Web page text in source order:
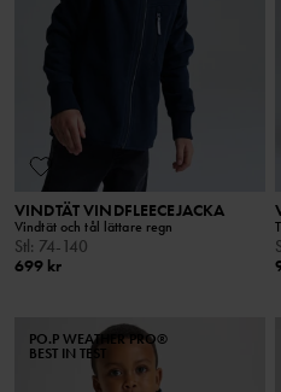
VINDTÄT VINDFLEECEJACKA
Vindtät och tål lättare regn
Stl: 74-140
699 kr
PO.P WEATHER PRO®
BEST IN TEST